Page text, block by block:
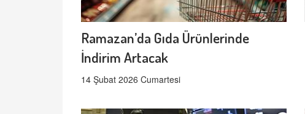
Ramazan’da Gıda Ürünlerinde
İndirim Artacak
14 Şubat 2026 Cumartesi